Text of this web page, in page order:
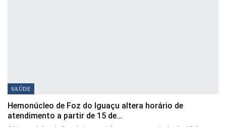
SAÚDE
Hemonúcleo de Foz do Iguaçu altera horário de
atendimento a partir de 15 de…